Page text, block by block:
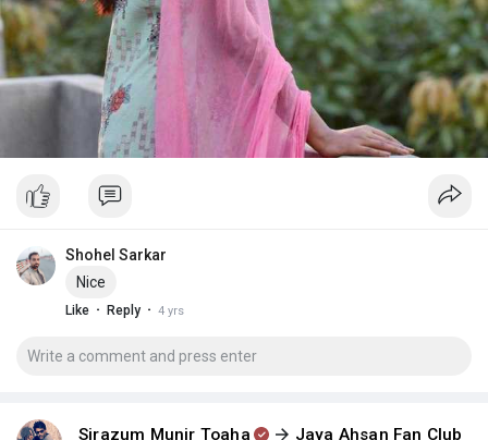
Shohel Sarkar
Nice
Like · Reply · 4 yrs
Sirazum Munir Toaha Jaya Ahsan Fan Club